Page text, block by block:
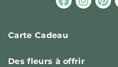
Carte Cadeau
Des fleurs à offrir